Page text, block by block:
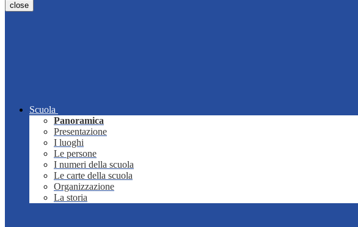
close
Scuola
Panoramica
Presentazione
I luoghi
Le persone
I numeri della scuola
Le carte della scuola
Organizzazione
La storia